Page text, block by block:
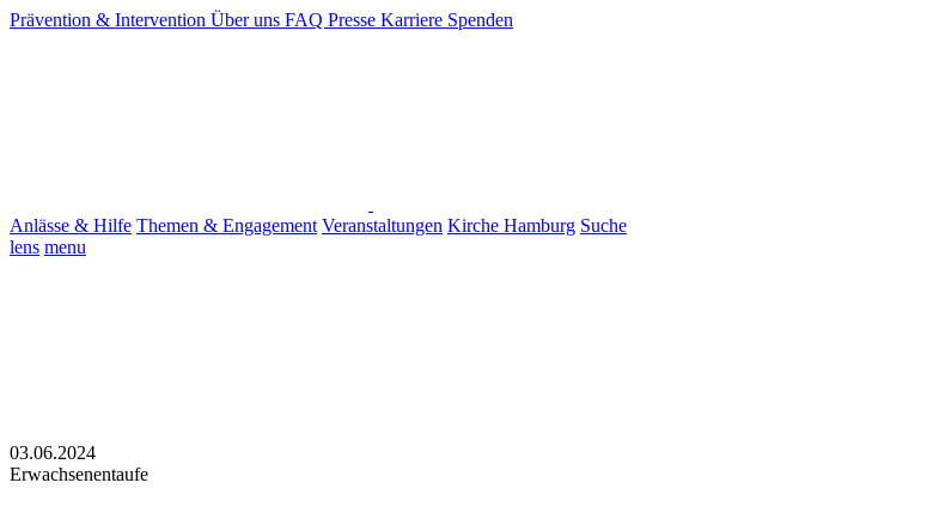
Prävention & Intervention Über uns FAQ Presse Karriere Spenden
Anlässe & Hilfe Themen & Engagement Veranstaltungen Kirche Hamburg Suche
lens menu
03.06.2024
Erwachsenentaufe